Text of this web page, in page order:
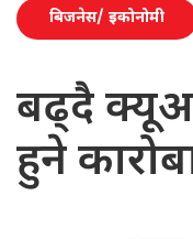
बिजनेस/ इकोनोमी
बढ्दै
हुने